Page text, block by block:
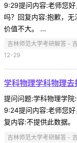
9:29提问内容:老师您
吗？回复内容:抱歉，
价值不大。 ...
吉林师范大学考研解答 -
12-29
学科物理学科物理
提问问题:学科物理学
9:24提问内容:老师您
复内容:不提供此数据。
吉林师范大学考研解答 -